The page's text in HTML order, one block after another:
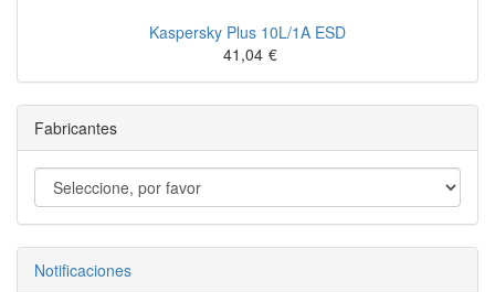
Kaspersky Plus 10L/1A ESD
41,04 €
Fabricantes
Notificaciones